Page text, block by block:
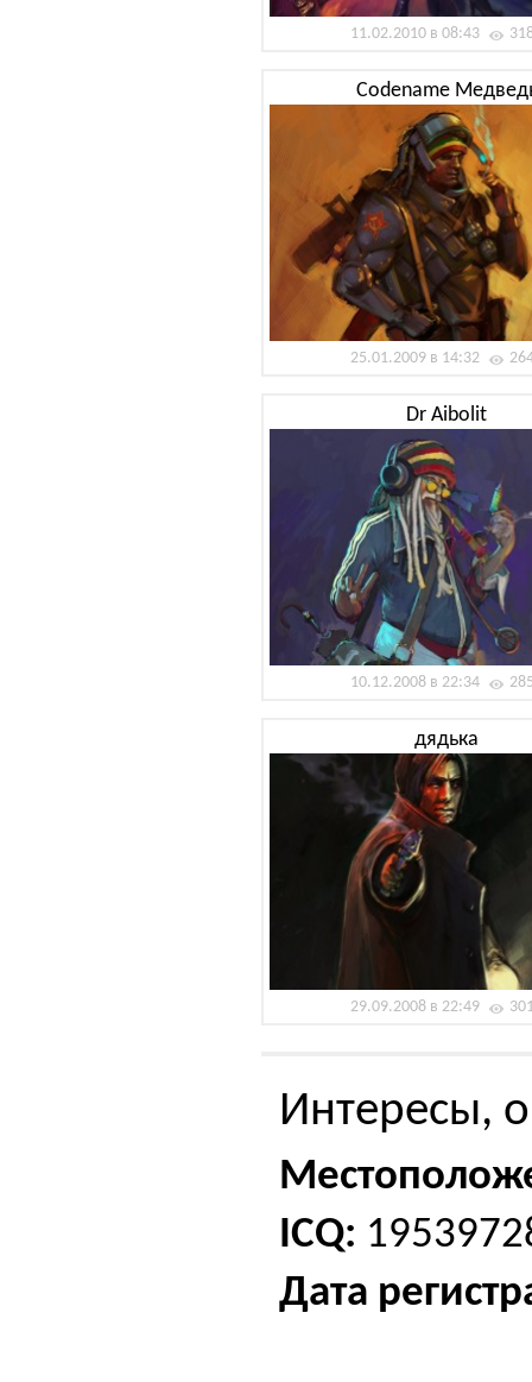
11.02.2010 в 08:43
Codename
25.01.2009 в 14:32
Dr Aibolit
10.12.2008 в 22:34
дядька
29.09.2008 в 22:49
Интересы,
ICQ:
Дата